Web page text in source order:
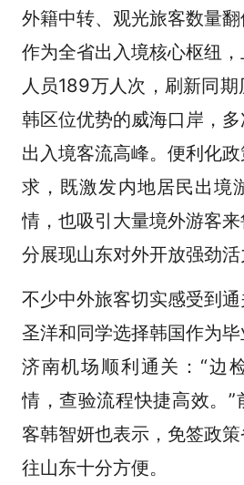
外籍中转、观光旅客数量
作为全省出入境核心枢纽
人员189万人次，刷新同
韩区位优势的威海口岸，
出入境客流高峰。便利化
求，既激发内地居民出境
情，也吸引大量境外游客
分展现山东对外开放强劲活
不少中外旅客切实感受到
圣洋和同学选择韩国作为
济南机场顺利通关：“边
情，查验流程快捷高效。”
客韩智妍也表示，免签政
往山东十分方便。